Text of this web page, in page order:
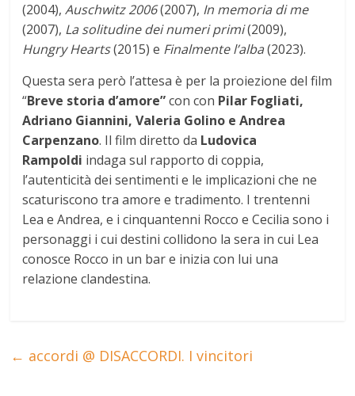
(2004),Auschwitz 2006(2007), In memoria di me
(2007), La solitudine dei numeri primi(2009),
Hungry Hearts(2015) e Finalmente l’alba(2023).
Questa sera però l’attesa è per la proiezione del film
“Breve storia d’amore”con con Pilar Fogliati,
Adriano Giannini, Valeria Golino e Andrea
Carpenzano. Il film diretto da Ludovica
Rampoldi indaga sul rapporto di coppia,
l’autenticità dei sentimenti e le implicazioni che ne
scaturiscono tra amore e tradimento. I trentenni
Lea e Andrea, e i cinquantenni Rocco e Cecilia sono i
personaggi i cui destini collidono la sera in cui Lea
conosce Rocco in un bar e inizia con lui una
relazione clandestina.
← accordi @ DISACCORDI. I vincitori